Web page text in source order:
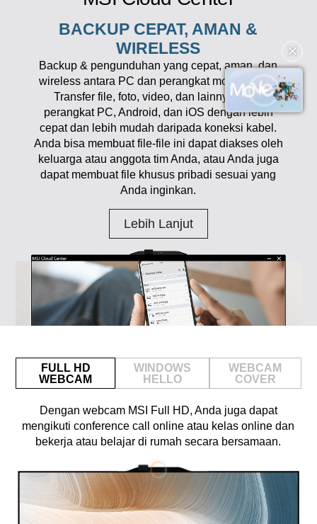
✕
BACKUP CEPAT, AMAN &
WIRELESS
Backup & pengunduhan yang cepat, aman, dan
wireless antara PC dan perangkat mobile Anda.
Transfer file, foto, video, dan lainnya antar
perangkat PC, Android, dan iOS dengan lebih
cepat dan lebih mudah daripada koneksi kabel.
Anda bisa membuat file-file ini dapat diakses oleh
keluarga atau anggota tim Anda, atau Anda juga
dapat membuat file khusus pribadi sesuai yang
Anda inginkan.
Lebih Lanjut
FULL HD
WEBCAM
WINDOWS
HELLO
WEBCAM
COVER
Dengan webcam MSI Full HD, Anda juga dapat
mengikuti conference call online atau kelas online dan
bekerja atau belajar di rumah secara bersamaan.